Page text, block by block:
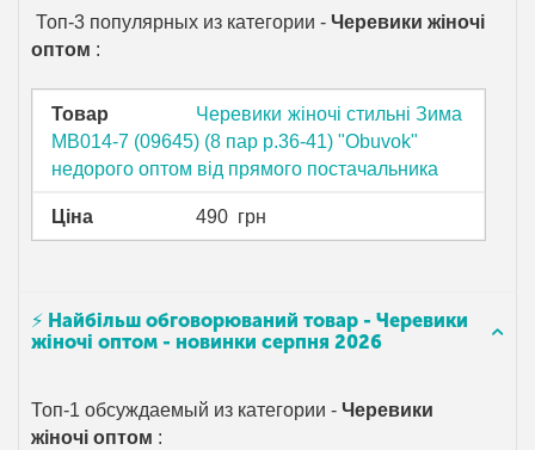
Топ-3 популярных из категории -Черевики жіночі
оптом :
Товар
Черевики жіночі стильні Зима
MB014-7 (09645) (8 пар р.36-41) "Obuvok"
недорого оптом від прямого постачальника
Ціна 490 грн
⚡ Найбільш обговорюваний товар - Черевики
жіночі оптом - новинки серпня 2026
Топ-1 обсуждаемый из категории -Черевики
жіночі оптом :